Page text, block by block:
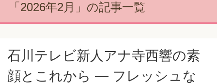
「2026年2月」の記事一覧
石川テレビ新人アナ寺西響の素
顔とこれから ― フレッシュな